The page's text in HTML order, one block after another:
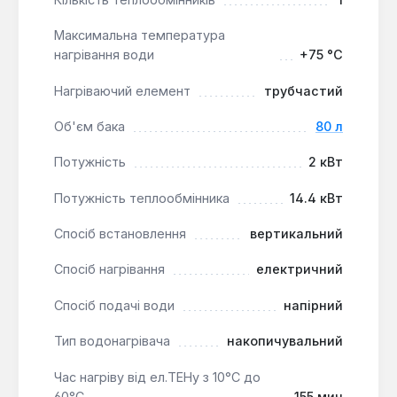
регулювання, індикатор увімкнення та
термометр для контролю температури.
Довговічність:Гарантія на бак становить 7
Водонагрівач Gorenje GBK 80 RN/V9 є оптимальним
ефективного та гнучкого рішення для гарячого
встановлення у квартирах або приватних
альтернативних джерел опалення, забезпечуючи
стабільний доступ до гарячої води та значну
Максимальна температура
нагрівання води
+75 °С
Нагріваючий елемент трубчастий
Об'єм бака 80 л
Потужність 2 кВт
Потужність теплообмінника 14.4 кВт
Спосіб встановлення вертикальний
Спосіб нагрівання електричний
Спосіб подачі води напірний
Тип водонагрівача накопичувальний
Час нагріву від ел.ТЕНу з 10°С до